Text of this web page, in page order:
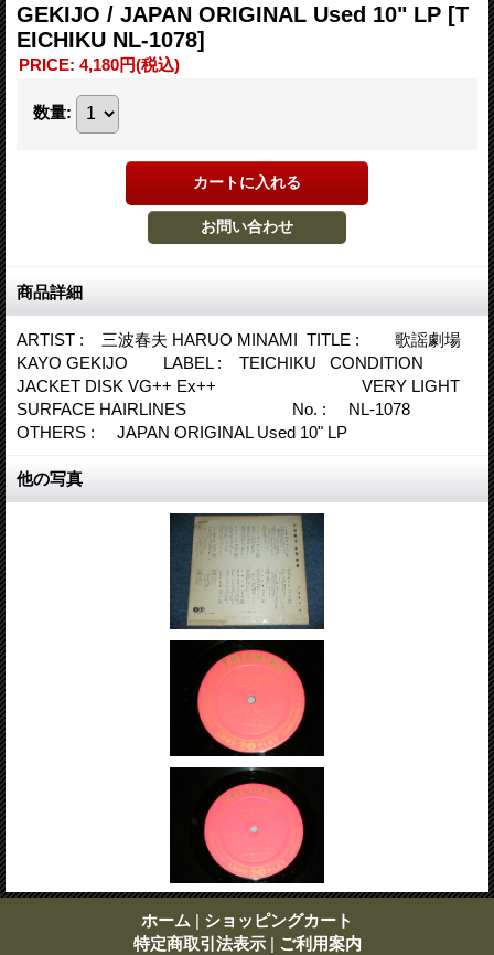
GEKIJO / JAPAN ORIGINAL Used 10" LP [T
EICHIKU NL-1078]
PRICE: 4,180円(税込)
数量:
商品詳細
ARTIST : 三波春夫 HARUO MINAMI TITLE : 歌謡劇場
KAYO GEKIJO LABEL : TEICHIKU CONDITION
JACKET DISK VG++ Ex++ VERY LIGHT
SURFACE HAIRLINES No. : NL-1078
OTHERS : JAPAN ORIGINAL Used 10" LP
他の写真
ホーム | ショッピングカート
特定商取引法表示 | ご利用案内